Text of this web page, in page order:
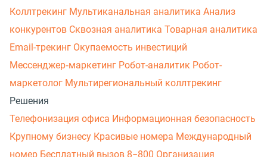
Коллтрекинг Мультиканальная аналитика Анализ
конкурентов Сквозная аналитика Товарная аналитика
Email-трекинг Окупаемость инвестиций
Мессенджер‑маркетинг Робот-аналитик Робот-
маркетолог Мультирегиональный коллтрекинг
Решения
Телефонизация офиса Информационная безопасность
Крупному бизнесу Красивые номера Международный
номер Бесплатный вызов 8−800 Организация